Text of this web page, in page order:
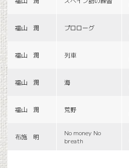
福山 潤 プロローグ
福山 潤 列車
福山 潤 海
福山 潤 荒野
布施 明
No money No
breath